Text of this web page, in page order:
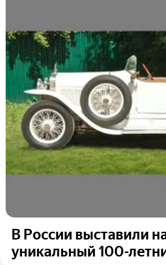
В России выставили
уникальный 100-